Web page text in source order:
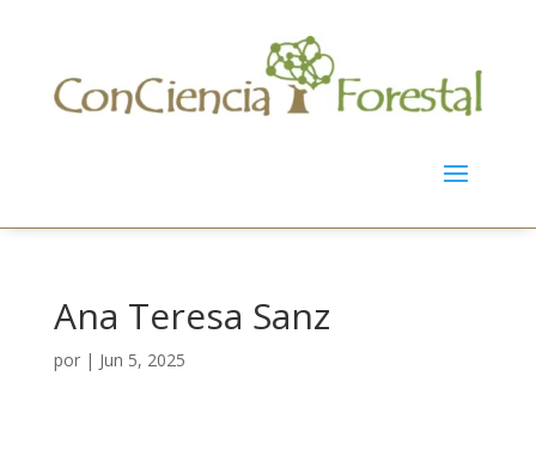
Ana Teresa Sanz
por | Jun 5, 2025